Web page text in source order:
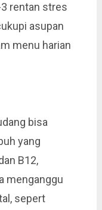
rentan stres
asupan
menu harian
bisa
yang
B12,
menganggu
sepert